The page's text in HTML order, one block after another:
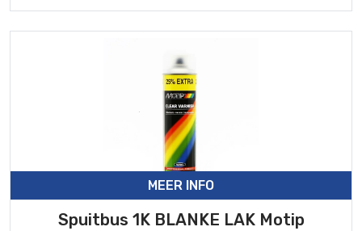
MEER INFO
Spuitbus 1K BLANKE LAK Motip